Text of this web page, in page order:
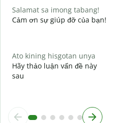
Salamat sa imong tabang!
Cảm ơn sự giúp đỡ của bạn!
Ato kining hisgotan unya
Hãy thảo luận vấn đề này
sau